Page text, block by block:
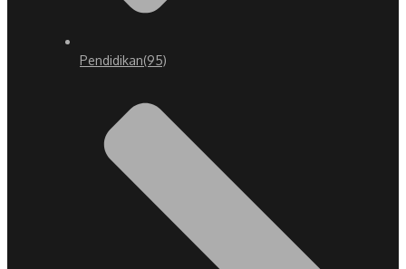
Pendidikan(95)